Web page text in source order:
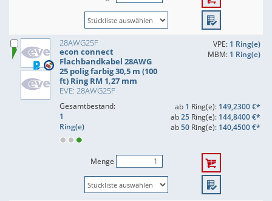
28AWG25F
econ connect
Flachbandkabel 28AWG
25 polig farbig 30,5 m (100
ft) Ring RM 1,27 mm
EVE: 28AWG25F
VPE: 1 Ring(e)
MBM: 1 Ring(e)
Gesamtbestand:
1
Ring(e)
ab 1 Ring(e): 149,2300 €*
ab25Ring(e): 144,8400 €*
ab50Ring(e): 140,4500 €*
Menge